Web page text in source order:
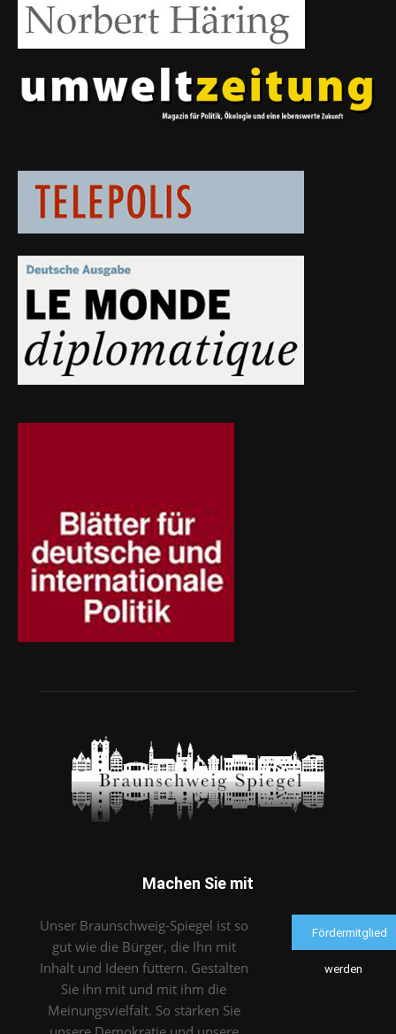
Machen Sie mit
Unser Braunschweig-Spiegel ist so
gut wie die Bürger, die Ihn mit
Inhalt und Ideen füttern. Gestalten
Sie ihn mit und mit ihm die
Meinungsvielfalt. So stärken Sie
Fördermitglied
werden